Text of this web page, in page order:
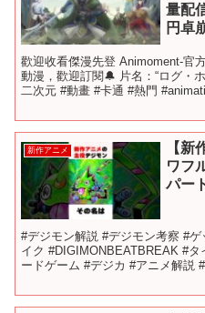
量配
円卓
歡迎收看傑漫先登 Animoment-官
動漫，歡迎訂閱🔔 片名：“‌ログ・
二次元 #動畫 #卡通 #熱門
新作アニメ
【新
ワフ
パー
#デジモン解説 #デジモン考察 #
イク #DIGIMONBEATBREAK #
ードゲーム #デジカ #アニメ解説